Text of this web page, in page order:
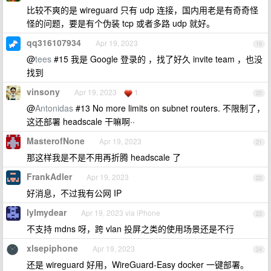
比较不爽的是 wireguard 只有 udp 连接，国内用老是有奇奇怪
怪的问题，要是有个伪装 tcp 或者多路 udp 就好。
19
qq316107934 Apr 19, 2023
@tees #15 我是 Google 登录的 ，找了好久 invite team ，也没
找到
20
vinsony Apr 19, 2023 1
@Antonidas #13 No more limits on subnet routers. 不限制了，
这还部署 headscale 干嘛啊··
21
MasterofNone Apr 19, 2023
那这样我是不是不用再折腾 headscale 了
22
FrankAdler Apr 19, 2023
好消息，不过我有公网 IP
23
lylmydear Apr 19, 2023 via iPhone
不支持 mdns 呀，跨 vlan 投屏之类的使用场景还是不行
24
xlsepiphone Apr 19, 2023
还是 wireguard 好用，WireGuard-Easy docker 一键部署。